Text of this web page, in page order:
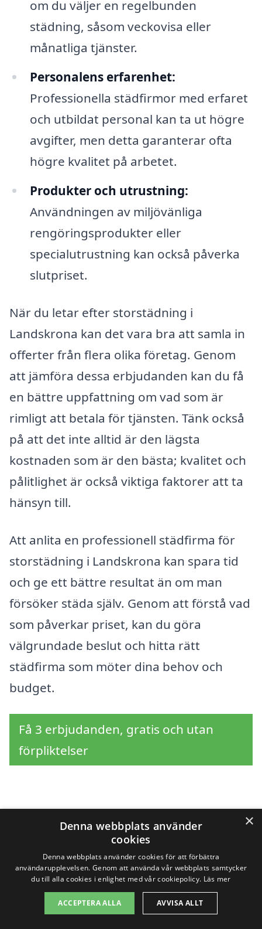
om du väljer en regelbunden
städning, såsom veckovisa eller
månatliga tjänster.
Personalens erfarenhet:
Professionella städfirmor med erfaret
och utbildat personal kan ta ut högre
avgifter, men detta garanterar ofta
högre kvalitet på arbetet.
Produkter och utrustning:
Användningen av miljövänliga
rengöringsprodukter eller
specialutrustning kan också påverka
slutpriset.
När du letar efter storstädning i
Landskrona kan det vara bra att samla in
offerter från flera olika företag. Genom
att jämföra dessa erbjudanden kan du få
en bättre uppfattning om vad som är
rimligt att betala för tjänsten. Tänk också
på att det inte alltid är den lägsta
kostnaden som är den bästa; kvalitet och
pålitlighet är också viktiga faktorer att ta
hänsyn till.
Att anlita en professionell städfirma för
storstädning i Landskrona kan spara tid
och ge ett bättre resultat än om man
försöker städa själv. Genom att förstå vad
som påverkar priset, kan du göra
välgrundade beslut och hitta rätt
städfirma som möter dina behov och
budget.
Få 3 erbjudanden, gratis och utan
förpliktelser
Sök efter en
professionell för
storstädning i andra
städer nära Landskrona
×
Denna webbplats använder
cookies
Denna webbplats använder cookies för att förbättra
användarupplevelsen. Genom att använda vår webbplats samtycker
du till alla cookies i enlighet med vår cookiepolicy. Läs mer
ACCEPTERA ALLA AVVISA ALLT